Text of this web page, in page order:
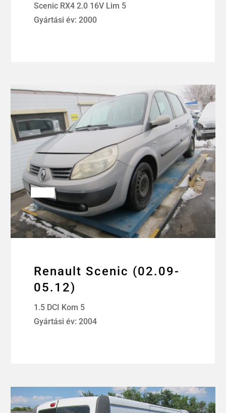
Scenic RX4 2.0 16V Lim 5
Gyártási év: 2000
Renault Scenic (02.09-
05.12)
1.5 DCI Kom 5
Gyártási év: 2004